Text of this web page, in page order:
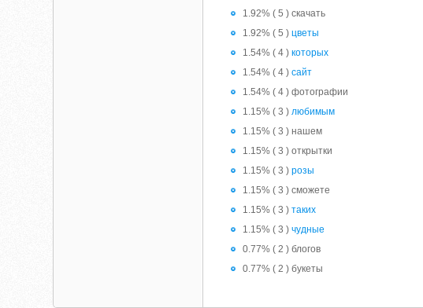
1.92% ( 5 ) скачать
1.92% ( 5 )цветы
1.54% ( 4 )которых
1.54% ( 4 )сайт
1.54% ( 4 ) фотографии
1.15% ( 3 )любимым
1.15% ( 3 ) нашем
1.15% ( 3 ) открытки
1.15% ( 3 )розы
1.15% ( 3 ) сможете
1.15% ( 3 )таких
1.15% ( 3 )чудные
0.77% ( 2 ) блогов
0.77% ( 2 ) букеты